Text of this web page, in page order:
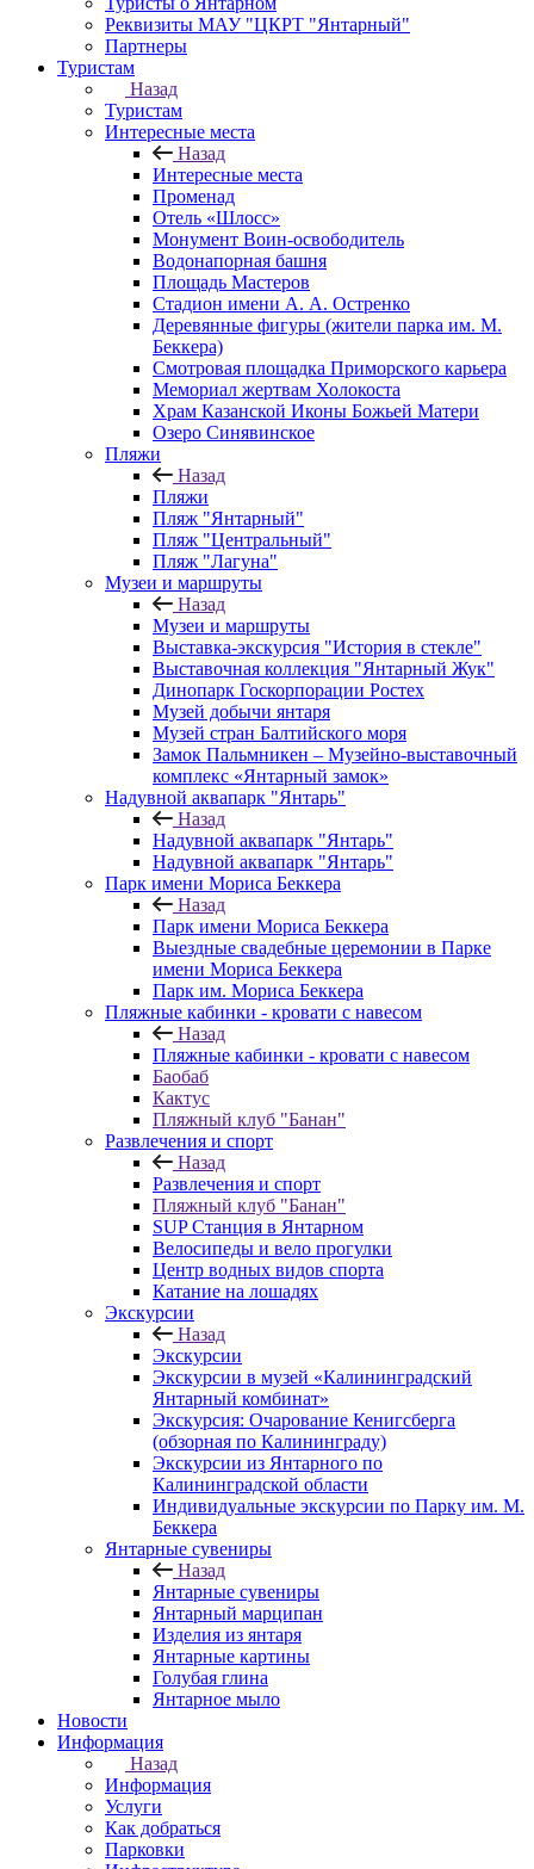
Реквизиты МАУ "ЦКРТ "Янтарный"
Партнеры
Туристам
Назад
Туристам
Интересные места
Назад
Интересные места
Променад
Отель «Шлосс»
Монумент Воин-освободитель
Водонапорная башня
Площадь Мастеров
Стадион имени А. А. Остренко
Деревянные фигуры (жители парка им. М.
Беккера)
Смотровая площадка Приморского карьера
Мемориал жертвам Холокоста
Храм Казанской Иконы Божьей Матери
Озеро Синявинское
Пляжи
Назад
Пляжи
Пляж "Янтарный"
Пляж "Центральный"
Пляж "Лагуна"
Музеи и маршруты
Назад
Музеи и маршруты
Выставка-экскурсия "История в стекле"
Выставочная коллекция "Янтарный Жук"
Динопарк Госкорпорации Ростех
Музей добычи янтаря
Музей стран Балтийского моря
Замок Пальмникен – Музейно-выставочный
комплекс «Янтарный замок»
Надувной аквапарк "Янтарь"
Назад
Надувной аквапарк "Янтарь"
Надувной аквапарк "Янтарь"
Парк имени Мориса Беккера
Назад
Парк имени Мориса Беккера
Выездные свадебные церемонии в Парке
имени Мориса Беккера
Парк им. Мориса Беккера
Пляжные кабинки - кровати с навесом
Назад
Пляжные кабинки - кровати с навесом
Баобаб
Кактус
Пляжный клуб "Банан"
Развлечения и спорт
Назад
Развлечения и спорт
Пляжный клуб "Банан"
SUP Станция в Янтарном
Велосипеды и вело прогулки
Центр водных видов спорта
Катание на лошадях
Экскурсии
Назад
Экскурсии
Экскурсии в музей «Калининградский
Янтарный комбинат»
Экскурсия: Очарование Кенигсберга
(обзорная по Калининграду)
Экскурсии из Янтарного по
Калининградской области
Индивидуальные экскурсии по Парку им. М.
Беккера
Янтарные сувениры
Назад
Янтарные сувениры
Янтарный марципан
Изделия из янтаря
Янтарные картины
Голубая глина
Янтарное мыло
Новости
Информация
Назад
Информация
Услуги
Как добраться
Парковки